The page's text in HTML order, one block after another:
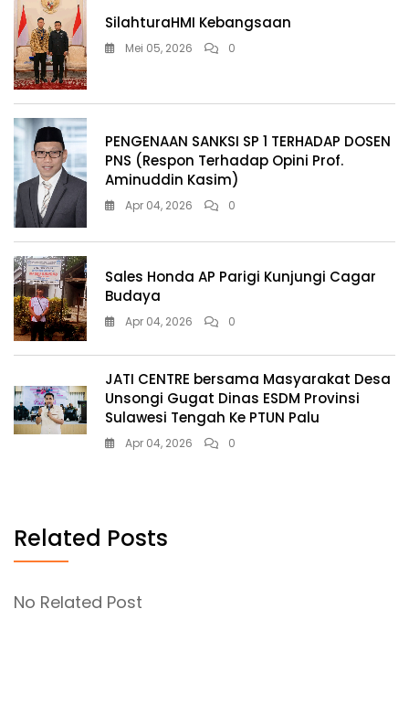
SilahturaHMI Kebangsaan
Mei 05, 2026 0
PENGENAAN SANKSI SP 1 TERHADAP DOSEN
PNS (Respon Terhadap Opini Prof.
Aminuddin Kasim)
Apr 04, 2026 0
Sales Honda AP Parigi Kunjungi Cagar
Budaya
Apr 04, 2026 0
JATI CENTRE bersama Masyarakat Desa
Unsongi Gugat Dinas ESDM Provinsi
Sulawesi Tengah Ke PTUN Palu
Apr 04, 2026 0
Related Posts
No Related Post